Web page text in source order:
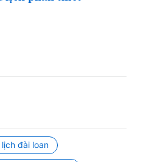
đài loan